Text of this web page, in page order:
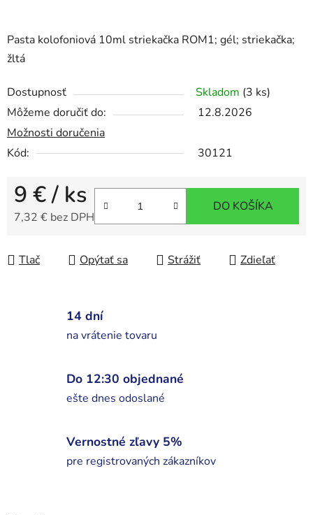
Pasta kolofoniová 10ml striekačka ROM1; gél; striekačka;
žltá
Dostupnosť Skladom (3 ks)
Môžeme doručiť do:
12.8.2026
Možnosti doručenia
Kód:
30121
9 €/ ks
7,32 € bez DPH
DO KOŠÍKA
Tlač Opýtať sa Strážiť Zdieľať
14 dní
na vrátenie tovaru
Do 12:30 objednané
ešte dnes odoslané
Vernostné zľavy 5%
pre registrovaných zákazníkov